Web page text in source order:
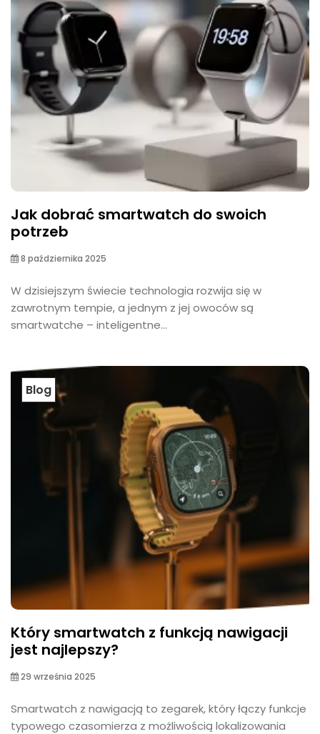
Jak dobrać smartwatch do swoich
potrzeb
8 października 2025
W dzisiejszym świecie technologia rozwija się w
zawrotnym tempie, a jednym z jej owoców są
smartwatche – inteligentne...
Blog
Który smartwatch z funkcją nawigacji
jest najlepszy?
29 września 2025
Smartwatch z nawigacją to zegarek, który łączy funkcje
typowego czasomierza z możliwością lokalizowania